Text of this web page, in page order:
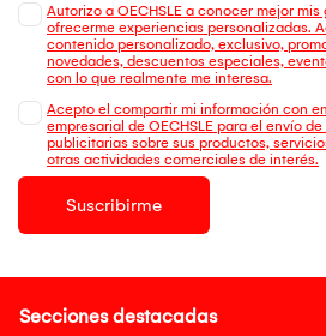
Autorizo a OECHSLE a conocer mejor
ofrecerme experiencias personalizadas.
contenido personalizado, exclusivo,
novedades, descuentos especiales,
con lo que realmente me interesa.
Acepto el compartir mi información con
empresarial de OECHSLE para el envío
publicitarias sobre sus productos,
otras actividades comerciales de interés.
Suscribirme
Secciones destacadas